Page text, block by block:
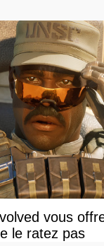
vous
le ratez pas